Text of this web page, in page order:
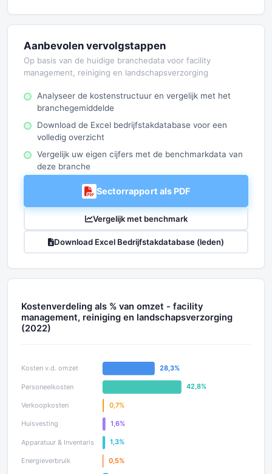
Aanbevolen vervolgstappen
Op basis van de huidige branchedata voor facility
management, reiniging en landschapsverzorging
Analyseer de kostenstructuur en vergelijk met het
branchegemiddelde
Download de Excel bedrijfstakdatabase voor een
volledig overzicht
Vergelijk uw eigen cijfers met de benchmarkdata van
deze branche
Sectorrapport als PDF
Vergelijk met benchmark
Download Excel Bedrijfstakdatabase (leden)
Kostenverdeling als % van omzet - facility
management, reiniging en landschapsverzorging
(2022)